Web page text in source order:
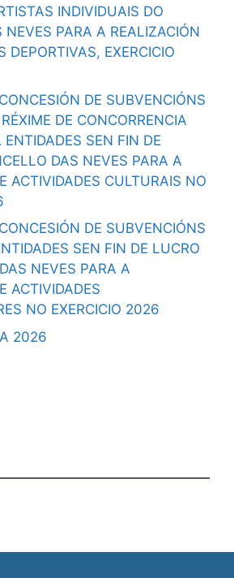
INDIVIDUAIS DO
NEVES PARA A REALIZACIÓN
DEPORTIVAS, EXERCICIO
DE SUBVENCIÓNS
DE CONCORRENCIA
SEN FIN DE
DAS NEVES PARA A
ACTIVIDADES CULTURAIS NO
DE SUBVENCIÓNS
SEN FIN DE LUCRO
NEVES PARA A
ACTIVIDADES
NO EXERCICIO 2026
2026